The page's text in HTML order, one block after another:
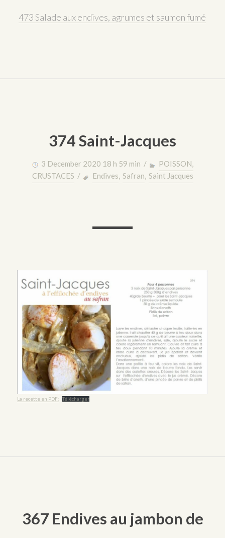
473 Salade aux endives, agrumes et saumon fumé
374 Saint-Jacques
3 December 2020 18 h 59 min /
POISSON,
CRUSTACES / Endives, Safran, Saint Jacques
La recette en PDF: Télécharger
367 Endives au jambon de